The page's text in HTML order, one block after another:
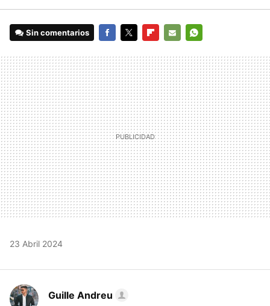
Sin comentarios
MAIL
23 Abril 2024
Guille Andreu